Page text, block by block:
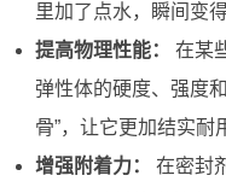
里加了点水，瞬间变
提高物理性能：
在某
弹性体的硬度、强度
骨”，让它更加结实耐
增强附着力：
在密封